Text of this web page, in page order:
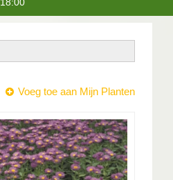
Voeg toe aan Mijn Planten